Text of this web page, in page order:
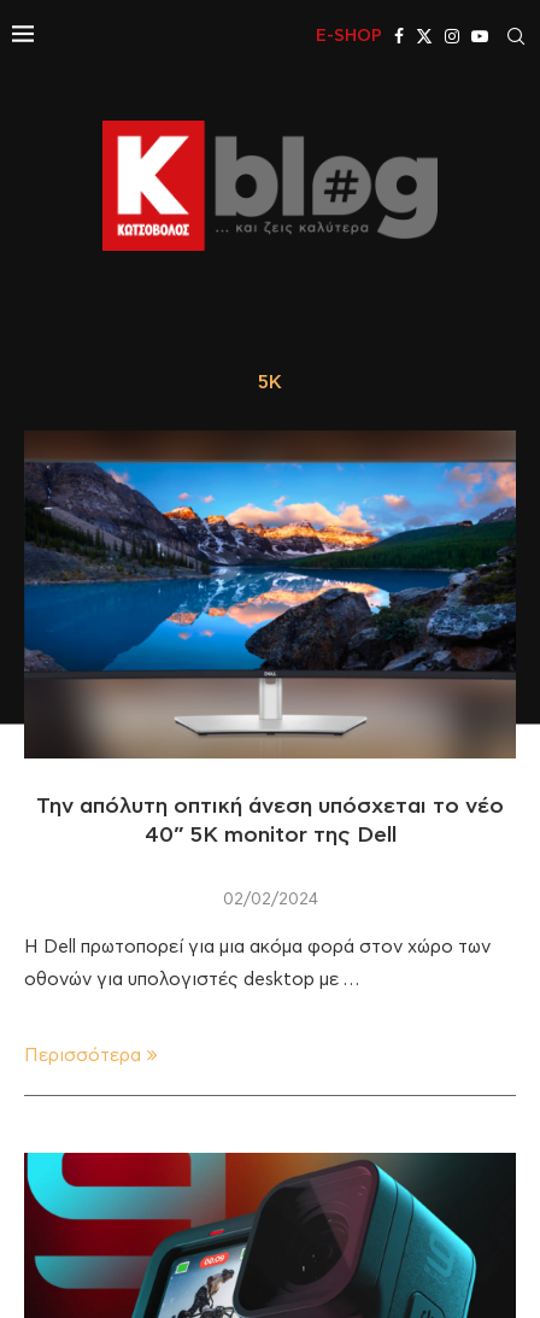
E-SHOP
5K
Την απόλυτη οπτική άνεση υπόσχεται το νέο
40” 5Κ monitor της Dell
02/02/2024
H Dell πρωτοπορεί για μια ακόμα φορά στον χώρο των
οθονών για υπολογιστές desktop με …
Περισσότερα